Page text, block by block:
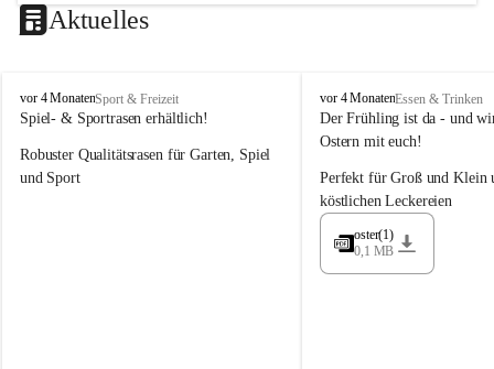
Aktuelles
M
a
e
r
vor 4 MonatenSport & Freizeit
Spiel- & Sportrasen erhältlich!
Robuster Qualitätsrasen für Garten, Spiel
und Sport
M
a
y
r
G
ü
e
vor 4 MonatenEssen & Trinken
Der Frühling ist da - und
Ostern mit euch!
Perfekt für Groß und Klein
köstlichen Leckereien
oster(1)
0,1 MB